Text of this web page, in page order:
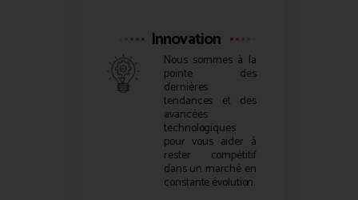
Innovation
Nous sommes à la
pointe des
dernières
tendances et des
avancées
technologiques
pour vous aider à
rester compétitif
dans un marché en
constante évolution.